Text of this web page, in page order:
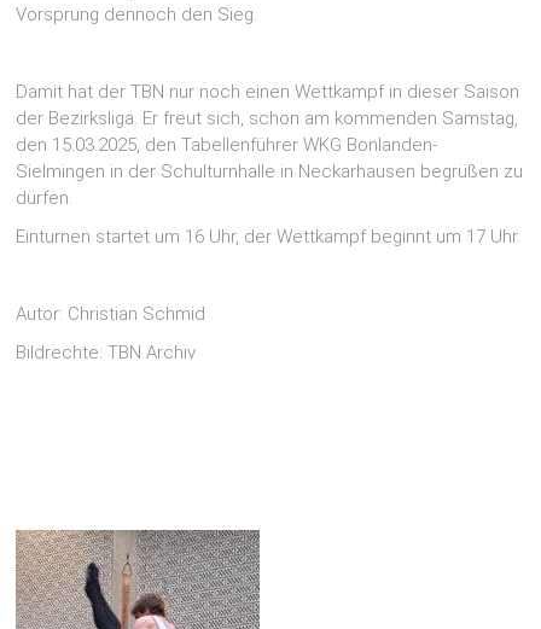
Vorsprung dennoch den Sieg.
Damit hat der TBN nur noch einen Wettkampf in dieser Saison
der Bezirksliga. Er freut sich, schon am kommenden Samstag,
den 15.03.2025, den Tabellenführer WKG Bonlanden-
Sielmingen in der Schulturnhalle in Neckarhausen begrüßen zu
dürfen.
Einturnen startet um 16 Uhr, der Wettkampf beginnt um 17 Uhr.
Autor: Christian Schmid
Bildrechte: TBN Archiv